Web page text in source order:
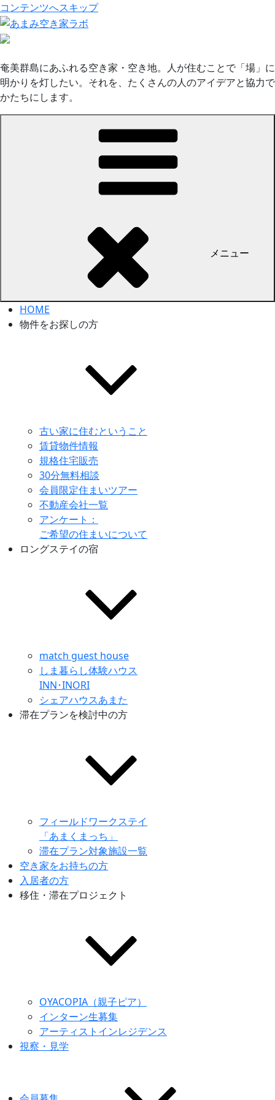
コンテンツへスキップ
奄美群島にあふれる空き家・空き地。人が住むことで「場」に
明かりを灯したい。それを、たくさんの人のアイデアと協力で
かたちにします。
メニュー
HOME
物件をお探しの方
古い家に住むということ
賃貸物件情報
規格住宅販売
30分無料相談
会員限定住まいツアー
不動産会社一覧
アンケート：
ご希望の住まいについて
ロングステイの宿
match guest house
しま暮らし体験ハウス
INN･INORI
シェアハウスあまた
滞在プランを検討中の方
フィールドワークステイ
「あまくまっち」
滞在プラン対象施設一覧
空き家をお持ちの方
入居者の方
移住・滞在プロジェクト
OYACOPIA（親子ピア）
インターン生募集
アーティストインレジデンス
視察・見学